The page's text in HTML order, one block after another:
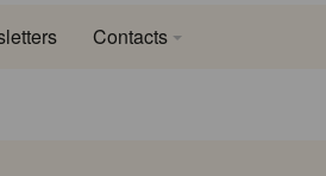
Contacts